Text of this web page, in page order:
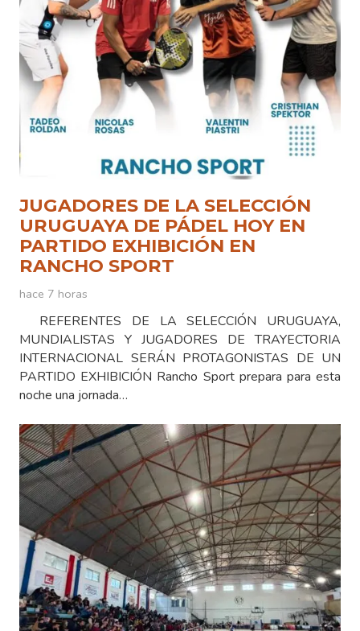
JUGADORES DE LA SELECCIÓN
URUGUAYA DE PÁDEL HOY EN
PARTIDO EXHIBICIÓN EN
RANCHO SPORT
hace 7 horas
REFERENTES DE LA SELECCIÓN URUGUAYA,
MUNDIALISTAS Y JUGADORES DE TRAYECTORIA
INTERNACIONAL SERÁN PROTAGONISTAS DE UN
PARTIDO EXHIBICIÓN Rancho Sport prepara para esta
noche una jornada…